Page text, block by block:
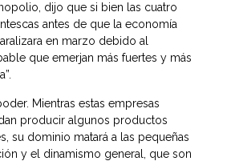
dijo que si bien las cuatro
antes de que la economía
en marzo debido al
que emerjan más fuertes y más
Mientras estas empresas
producir algunos productos
su dominio matará a las pequeñas
y el dinamismo general, que son